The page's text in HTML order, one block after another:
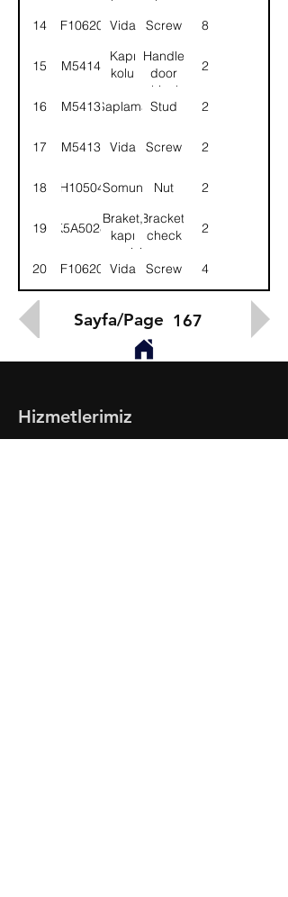
14 SF106201Vida Screw 8
15 8M54141
Kapı
kolu
Handle
door
vehicular
2
16 8M54132Saplama Stud 2
17 8M54137 Vida Screw 2
18 NH105041Somun Nut 2
19 K5A5028
Braket,
kapı
gergisi
Bracket,
check
2
20 SF106201Vida Screw 4
Sayfa/Page 167
Hizmetlerimiz